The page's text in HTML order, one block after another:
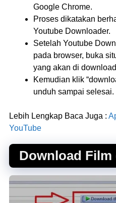
Google Chrome.
Proses dikatakan
Youtube Downloader.
Setelah Youtube
pada browser, buka
yang akan di
Kemudian klik
unduh sampai selesai.
Lebih Lengkap Baca Juga :
YouTube
Download Film